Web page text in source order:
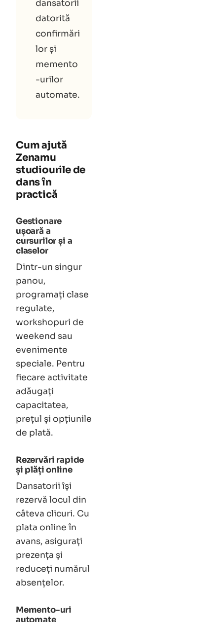
dansatorii
datorită
confirmări
lor și
memento
-urilor
automate.
Cum ajută
Zenamu
studiourile de
dans în
practică
Gestionare
ușoară a
cursurilor și a
claselor
Dintr-un singur
panou,
programați clase
regulate,
workshopuri de
weekend sau
evenimente
speciale. Pentru
fiecare activitate
adăugați
capacitatea,
prețul și opțiunile
de plată.
Rezervări rapide
și plăți online
Dansatorii își
rezervă locul din
câteva clicuri. Cu
plata online în
avans, asigurați
prezența și
reduceți numărul
absențelor.
Memento-uri